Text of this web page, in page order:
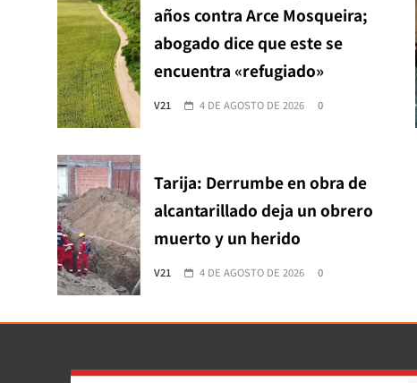
años contra Arce Mosqueira;
abogado dice que este se
encuentra «refugiado»
V21 4 DE AGOSTO DE 2026 0
Tarija: Derrumbe en obra de
alcantarillado deja un obrero
muerto y un herido
V21 4 DE AGOSTO DE 2026 0